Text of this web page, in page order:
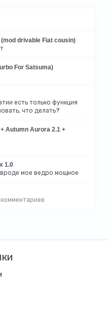
drivable Fiat cousin)
For Satsuma)
есть только функция
что делать?
Autumn Aurora 2.1 +
1.0
мое ведро мощное